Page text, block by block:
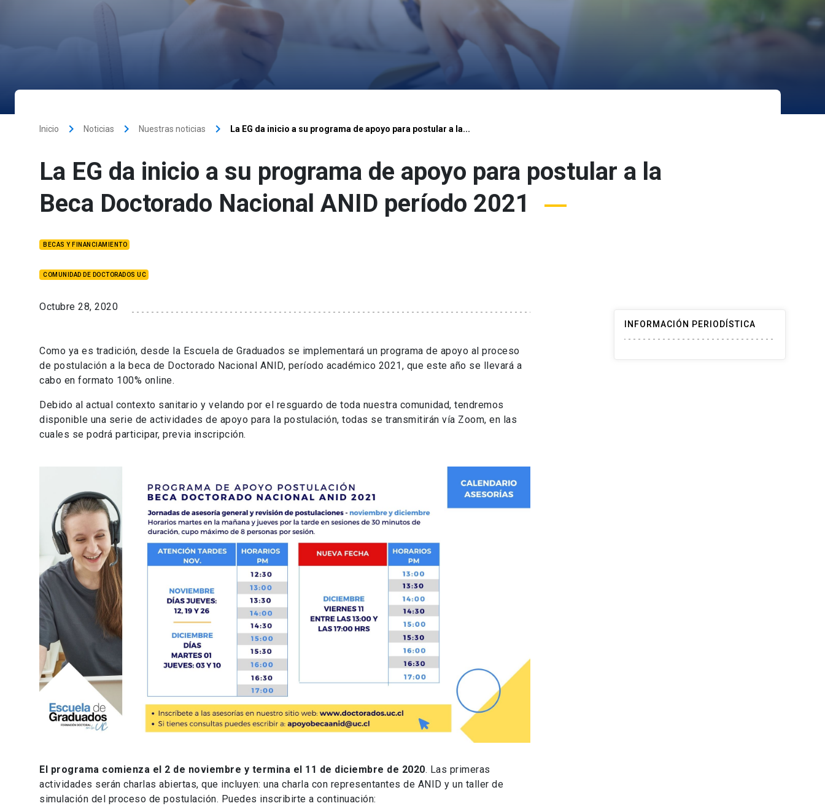
Inicio keyboard_arrow_right Noticias keyboard_arrow_right Nuestras noticias keyboard_arrow_right La EG da inicio a su programa de apoyo para postular a la...
La EG da inicio a su programa de apoyo para postular a la
Beca Doctorado Nacional ANID período 2021
BECAS Y FINANCIAMIENTO
COMUNIDAD DE DOCTORADOS UC
Octubre 28, 2020
Como ya es tradición, desde la Escuela de Graduados se implementará un programa de apoyo al proceso
de postulación a la beca de Doctorado Nacional ANID, período académico 2021, que este año se llevará a
cabo en formato 100% online.
Debido al actual contexto sanitario y velando por el resguardo de toda nuestra comunidad, tendremos
disponible una serie de actividades de apoyo para la postulación, todas se transmitirán vía Zoom, en las
cuales se podrá participar, previa inscripción.
El programa comienza el 2 de noviembre y termina el 11 de diciembre de 2020. Las primeras
actividades serán charlas abiertas, que incluyen: una charla con representantes de ANID y un taller de
simulación del proceso de postulación. Puedes inscribirte a continuación:
INFORMACIÓN PERIODÍSTICA